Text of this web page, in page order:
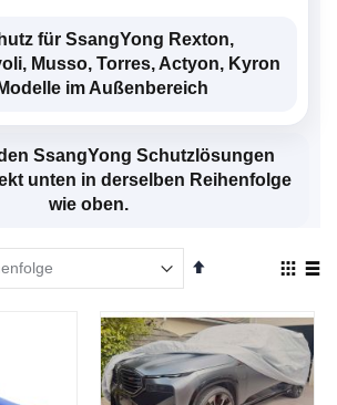
für SsangYong Rexton,
Musso, Torres, Actyon, Kyron
im Außenbereich
SsangYong Schutzlösungen
unten in derselben Reihenfolge
wie oben.
Absteigend